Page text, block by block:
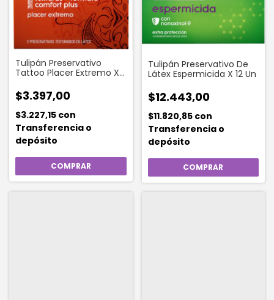
Tulipán Preservativo
Tattoo Placer Extremo X
$3.397,00
$3.227,15 con
Transferencia o
depósito
Tulipán Preservativo De
Látex Espermicida X 12 Un
$12.443,00
$11.820,85 con
Transferencia o
depósito